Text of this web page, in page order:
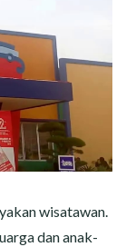
wisatawan.
dan anak-